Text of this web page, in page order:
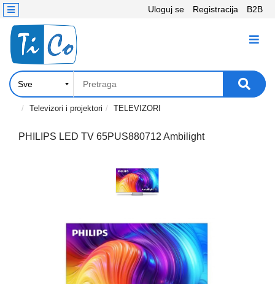
Uloguj se Registracija B2B
KATEGORIJE
Računari,
Komponente
Laptop
tablet
Kontakt
Televizori i projektori TELEVIZORI
PHILIPS LED TV 65PUS880712 Ambilight